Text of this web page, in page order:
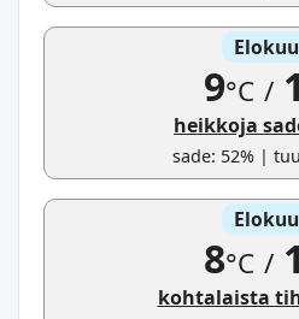
9°C /
heikkoja
sade: 52% |
8°C /
kohtalaista